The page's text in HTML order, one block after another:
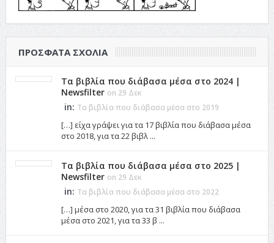
ΠΡΌΣΦΑΤΑ ΣΧΌΛΙΑ
Τα βιβλία που διάβασα μέσα στο 2024 |
Newsfilter on 29 Δεκ
in: Τα βιβλία που διάβασα μέσα στο 2019
[…] είχα γράψει για τα 17 βιβλία που διάβασα μέσα
στο 2018, για τα 22 βιβλ ...
Τα βιβλία που διάβασα μέσα στο 2025 |
Newsfilter on 29 Δεκ
in: Τα βιβλία που διάβασα μέσα στο 2022
[…] μέσα στο 2020, για τα 31 βιβλία που διάβασα
μέσα στο 2021, για τα 33 β ...